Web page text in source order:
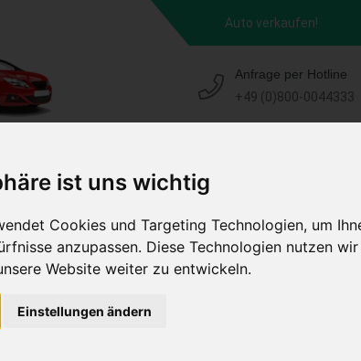
ist uns wichtig
Cookies und Targeting Technologien, um
anzupassen. Diese Technologien nutzen
Website weiter zu entwickeln.
Einstellungen ändern
Auto verkaufen!
Anfrage per Hotline
+49 (0)800-0044333
in Nauen Brandenburg
(Deutschland)
Auto verkaufen & gratis abholen lassen
Auf Wunsch sofort Geld für Ihr Auto erhalten